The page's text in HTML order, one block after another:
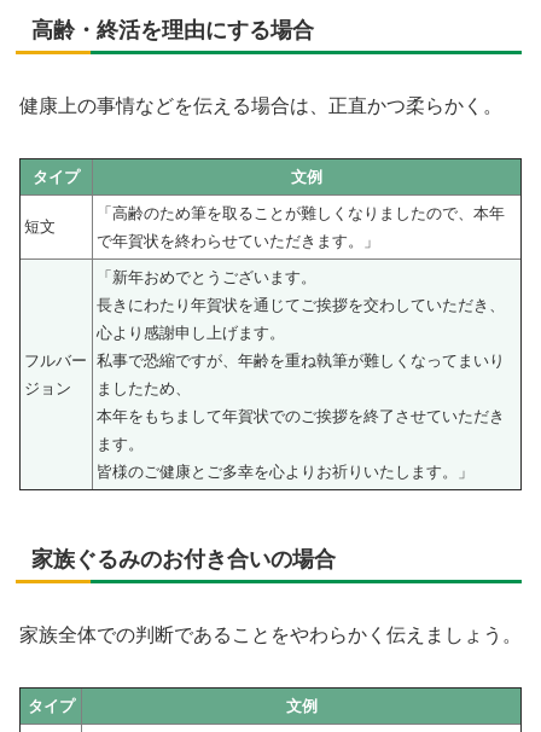
高齢・終活を理由にする場合
健康上の事情などを伝える場合は、正直かつ柔らかく。
タイプ 文例
短文
「高齢のため筆を取ることが難しくなりましたので、本年
で年賀状を終わらせていただきます。」
フルバー
ジョン
「新年おめでとうございます。
長きにわたり年賀状を通じてご挨拶を交わしていただき、
心より感謝申し上げます。
私事で恐縮ですが、年齢を重ね執筆が難しくなってまいり
ましたため、
本年をもちまして年賀状でのご挨拶を終了させていただき
ます。
皆様のご健康とご多幸を心よりお祈りいたします。」
家族ぐるみのお付き合いの場合
家族全体での判断であることをやわらかく伝えましょう。
タイプ 文例